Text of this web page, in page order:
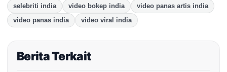
selebriti india
video bokep india
video panas artis india
video panas india
video viral india
Berita Terkait